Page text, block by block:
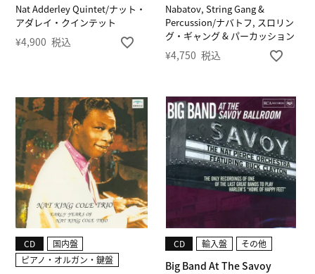
Nat Adderley Quintet/ナット・
アダレイ・クインテット
¥4,900 税込
Nabatov, String Gang &
Percussion/ナバトフ, スロリン
グ・ギャング & パーカッション
¥4,750 税込
CD
国内盤
ピアノ・オルガン・鍵盤
Big Band At The Savoy
CD 輸入盤 その他